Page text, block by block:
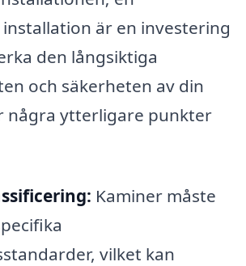
är en investering
den långsiktiga
och säkerheten av din
några ytterligare punkter
Kaminer måste
vilket kan